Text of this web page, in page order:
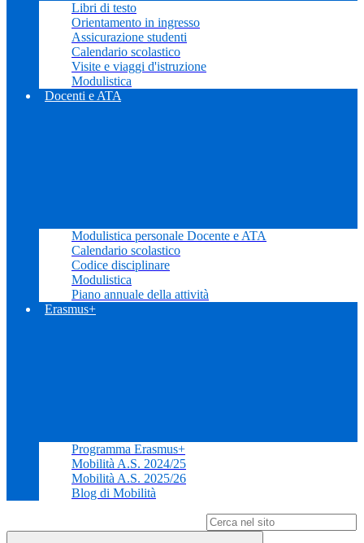
Libri di testo
Orientamento in ingresso
Assicurazione studenti
Calendario scolastico
Visite e viaggi d'istruzione
Modulistica
Docenti e ATA
Modulistica personale Docente e ATA
Calendario scolastico
Codice disciplinare
Modulistica
Piano annuale della attività
Erasmus+
Programma Erasmus+
Mobilità A.S. 2024/25
Mobilità A.S. 2025/26
Blog di Mobilità